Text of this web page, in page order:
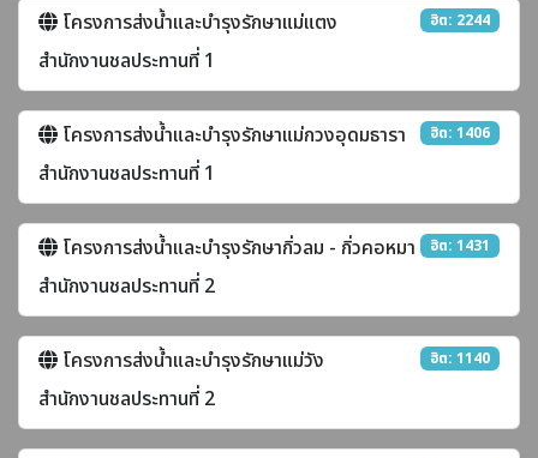
โครงการส่งน้ำและบำรุงรักษาแม่แตง ฮิต: 2244
สำนักงานชลประทานที่ 1
โครงการส่งน้ำและบำรุงรักษาแม่กวงอุดมธารา ฮิต: 1406
สำนักงานชลประทานที่ 1
โครงการส่งน้ำและบำรุงรักษากิ่วลม - กิ่วคอหมา ฮิต: 1431
สำนักงานชลประทานที่ 2
โครงการส่งน้ำและบำรุงรักษาแม่วัง ฮิต: 1140
สำนักงานชลประทานที่ 2